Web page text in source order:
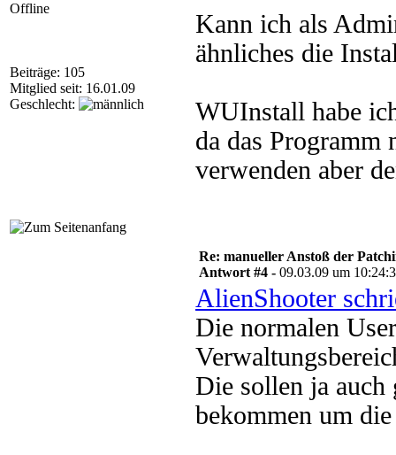
Offline
Beiträge: 105
Mitglied seit: 16.01.09
Geschlecht:
Kann ich als
ähnliches die
WUInstall habe
da das Programm
verwenden aber
Re: manueller Anstoß der
Antwort #4 - 09.03.09 um
AlienShooter
Die normalen
Die sollen ja auch
bekommen um